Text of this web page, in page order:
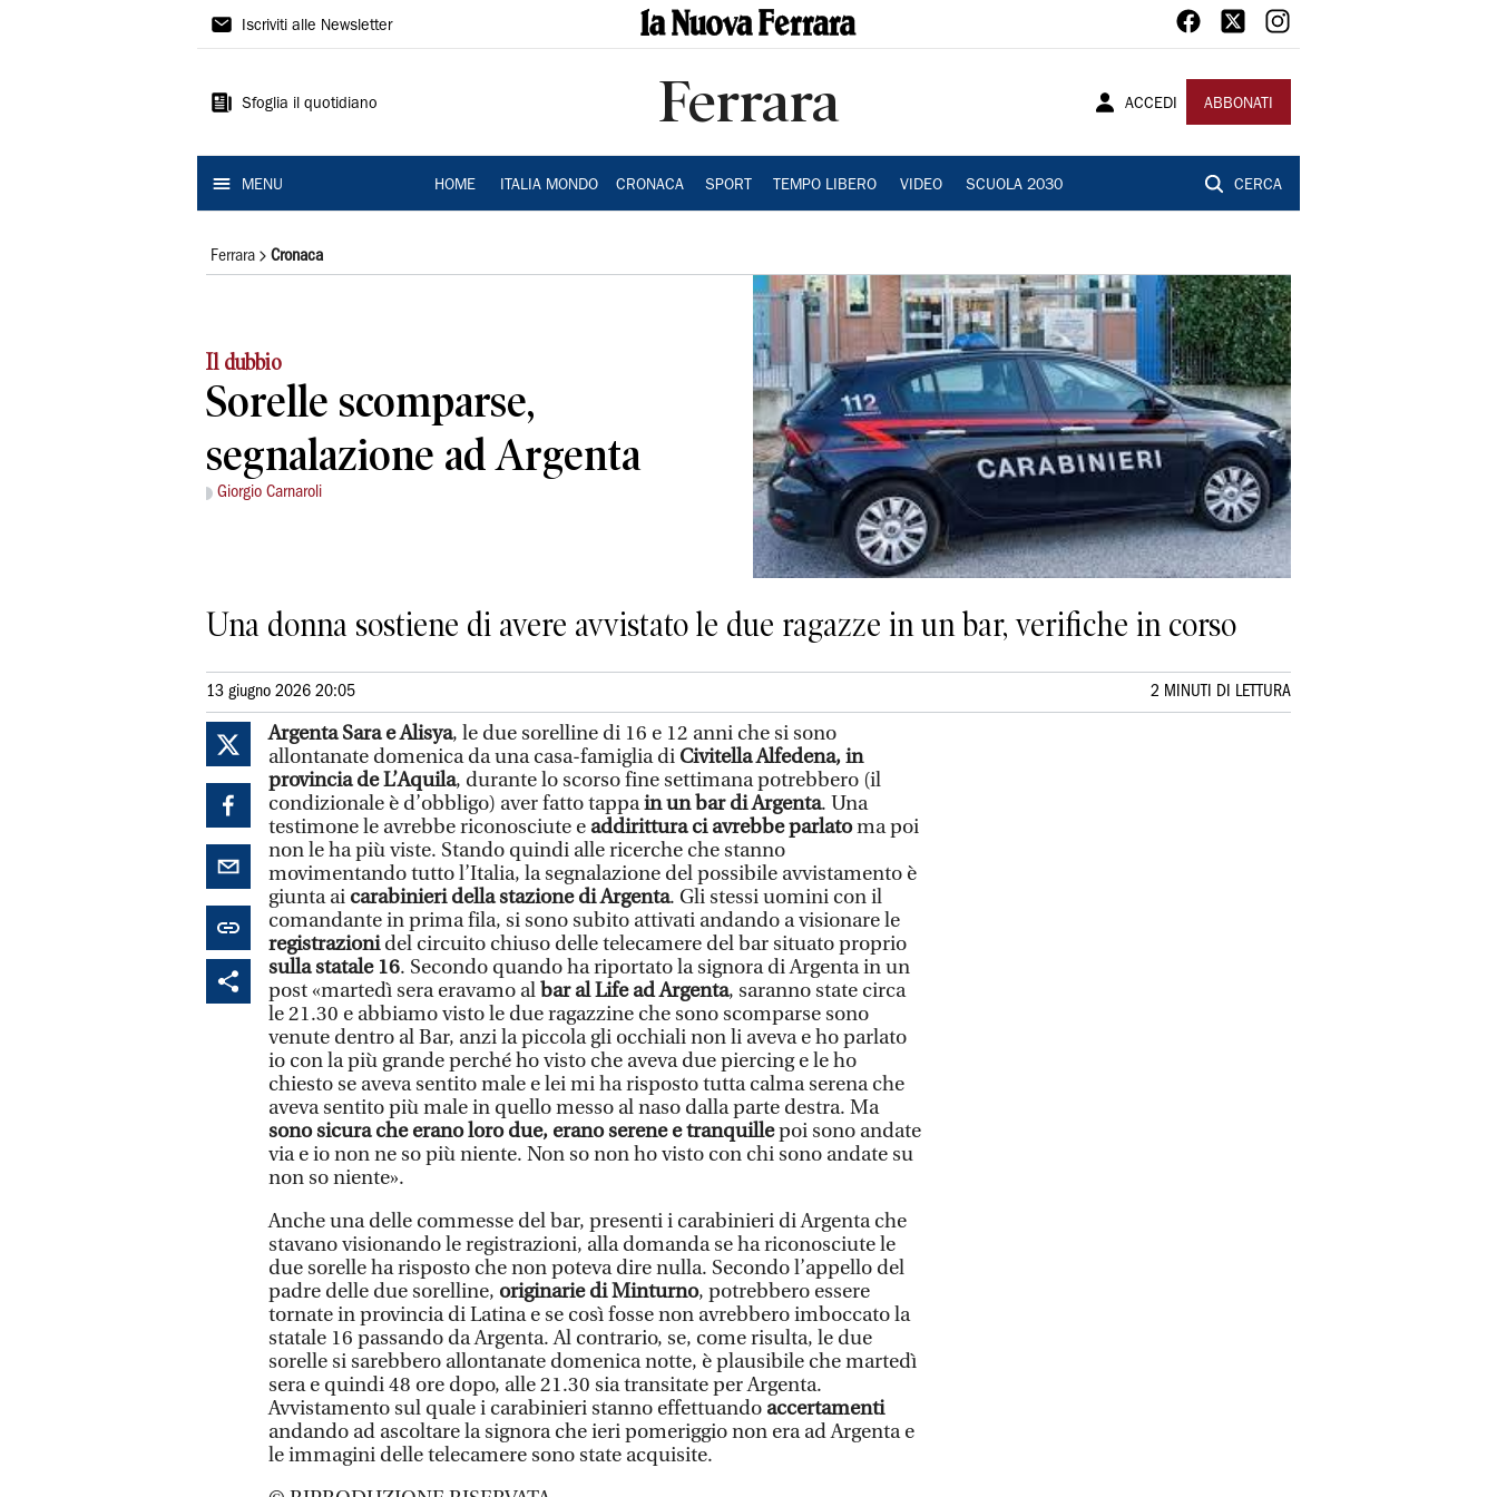
La
Ferrara
Iscriviti alle Newsletter
Sfoglia il quotidiano Ferrara ACCEDI ABBONATI
MENU HOME ITALIA MONDO CRONACA SPORT TEMPO LIBERO VIDEO SCUOLA 2030 CERCA
Ferrara Cronaca
Il dubbio
Sorelle scomparse,
segnalazione ad Argenta
Giorgio Carnaroli
Una donna sostiene di avere avvistato le due ragazze in un bar, verifiche in corso
13 giugno 2026 20:05 2 MINUTI DI LETTURA
Argenta Sara e Alisya, le due sorelline di 16 e 12 anni che si sono
allontanate domenica da una casa-famiglia di Civitella Alfedena, in
provincia de L’Aquila, durante lo scorso fine settimana potrebbero (il
condizionale è d’obbligo) aver fatto tappain un bar di Argenta. Una
testimone le avrebbe riconosciute e addirittura ci avrebbe parlatoma poi
non le ha più viste. Stando quindi alle ricerche che stanno
movimentando tutto l’Italia, la segnalazione del possibile avvistamento è
giunta ai carabinieri della stazione di Argenta. Gli stessi uomini con il
comandante in prima fila, si sono subito attivati andando a visionare le
registrazionidel circuito chiuso delle telecamere del bar situato proprio
sulla statale 16. Secondo quando ha riportato la signora di Argenta in un
post «martedì sera eravamo albar al Life ad Argenta, saranno state circa
le 21.30 e abbiamo visto le due ragazzine che sono scomparse sono
venute dentro al Bar, anzi la piccola gli occhiali non li aveva e ho parlato
io con la più grande perché ho visto che aveva due piercing e le ho
chiesto se aveva sentito male e lei mi ha risposto tutta calma serena che
aveva sentito più male in quello messo al naso dalla parte destra. Ma
sono sicura che erano loro due, erano serene e tranquillepoi sono andate
via e io non ne so più niente. Non so non ho visto con chi sono andate su
non so niente».
Anche una delle commesse del bar, presenti i carabinieri di Argenta che
stavano visionando le registrazioni, alla domanda se ha riconosciute le
due sorelle ha risposto che non poteva dire nulla. Secondo l’appello del
padre delle due sorelline, originarie di Minturno, potrebbero essere
tornate in provincia di Latina e se così fosse non avrebbero imboccato la
statale 16 passando da Argenta. Al contrario, se, come risulta, le due
sorelle si sarebbero allontanate domenica notte, è plausibile che martedì
sera e quindi 48 ore dopo, alle 21.30 sia transitate per Argenta.
Avvistamento sul quale i carabinieri stanno effettuando accertamenti
andando ad ascoltare la signora che ieri pomeriggio non era ad Argenta e
le immagini delle telecamere sono state acquisite.